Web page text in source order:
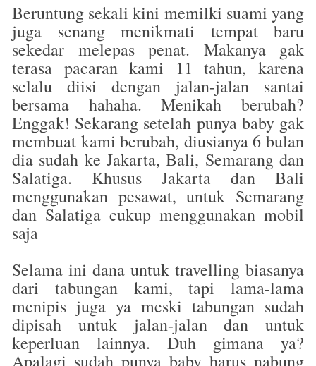
Beruntung sekali kini memilki suami yang
juga senang menikmati tempat baru
sekedar melepas penat. Makanya gak
terasa pacaran kami 11 tahun, karena
selalu diisi dengan jalan-jalan santai
bersama hahaha. Menikah berubah?
Enggak! Sekarang setelah punya baby gak
membuat kami berubah, diusianya 6 bulan
dia sudah ke Jakarta, Bali, Semarang dan
Salatiga. Khusus Jakarta dan Bali
menggunakan pesawat, untuk Semarang
dan Salatiga cukup menggunakan mobil
saja
Selama ini dana untuk travelling biasanya
dari tabungan kami, tapi lama-lama
menipis juga ya meski tabungan sudah
dipisah untuk jalan-jalan dan untuk
keperluan lainnya. Duh gimana ya?
Apalagi sudah punya baby harus nabung